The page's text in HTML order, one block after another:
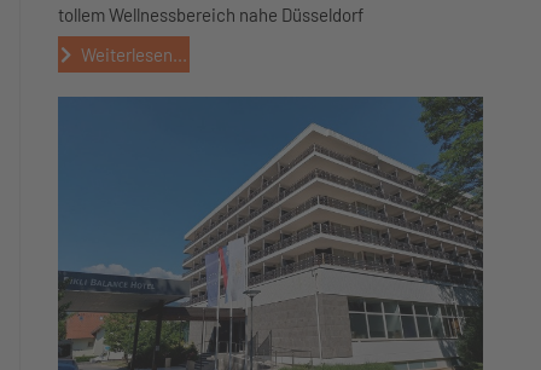
tollem Wellnessbereich nahe Düsseldorf
Weiterlesen...